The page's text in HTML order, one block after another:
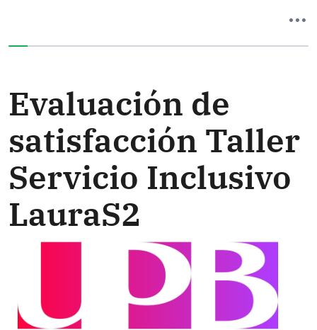
Evaluación de
satisfacción Taller
Servicio Inclusivo
LauraS2